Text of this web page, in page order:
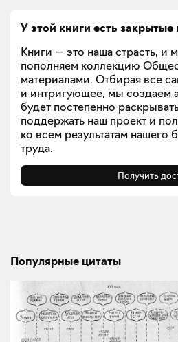
У этой книги есть закрытые
Книги — это наша страсть, и
пополняем коллекцию
материалами. Отбирая все
и интригующее, мы создаем
будет постепенно
поддержать наш проект и
ко всем результатам нашего
труда.
Получить
Популярные цитаты